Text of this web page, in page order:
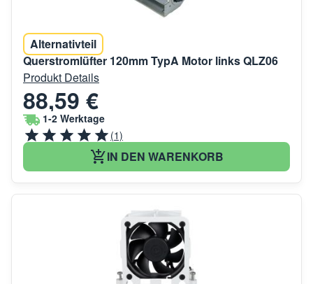
Alternativteil
Querstromlüfter 120mm TypA Motor links QLZ06
Produkt Details
88,59 €
1-2 Werktage
(1)
IN DEN WARENKORB